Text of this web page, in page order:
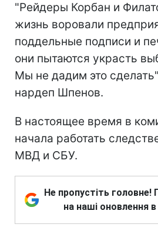
"Рейдеры Корбан и
жизнь воровали
поддельные подписи и
они пытаются украсть
Мы не дадим это
нардеп Шпенов.
В настоящее время в
начала работать
МВД и СБУ.
Не пропустіть головне!
на наші оновлення